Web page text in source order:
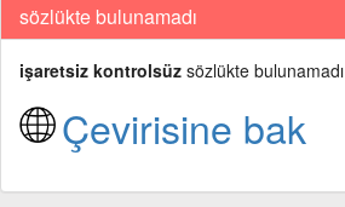
sözlükte bulunamadı
işaretsiz kontrolsüz sözlükte bulunamadı
Çevirisine bak